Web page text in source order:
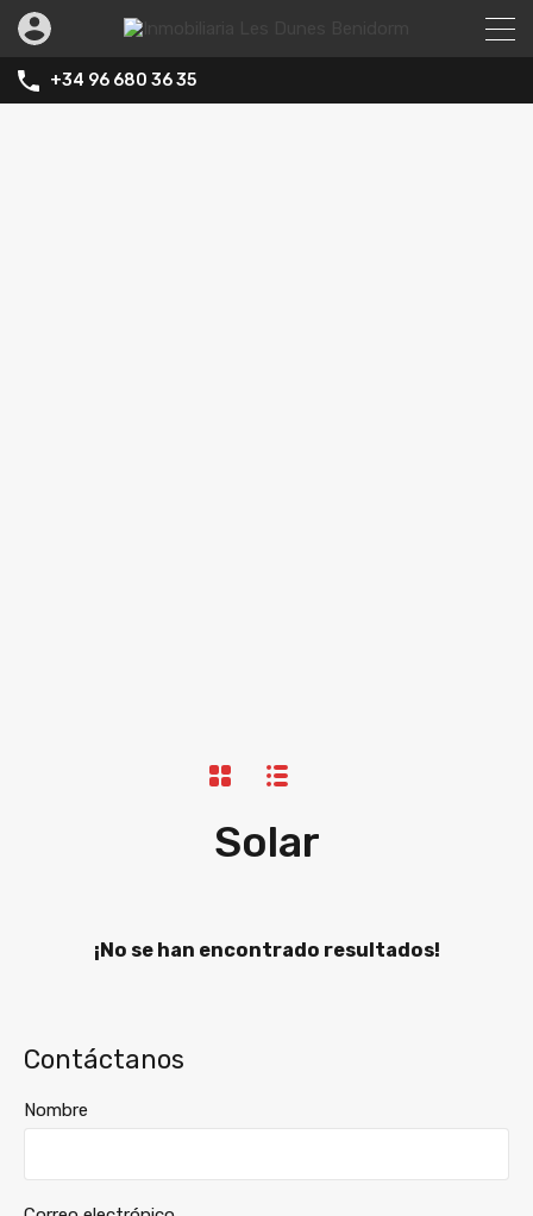
+34 96 680 36 35
Solar
¡No se han encontrado resultados!
Contáctanos
Nombre